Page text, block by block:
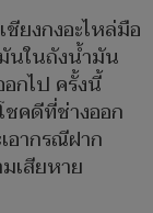
ยงกงอะไหล่มือ
นในถังน้ำมัน
กไป ครั้งนี้
คดีที่ช่างออก
อากรณีฝาก
เสียหาย